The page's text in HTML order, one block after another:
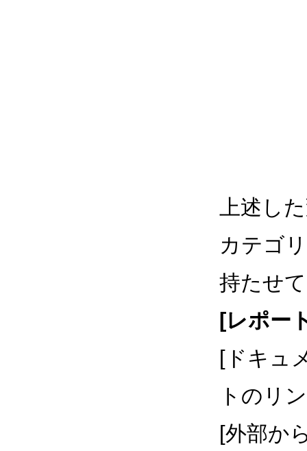
上述し
カテゴ
持たせ
[レポー
[ドキュ
トのリ
[外部か